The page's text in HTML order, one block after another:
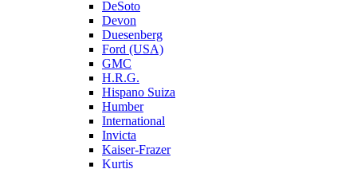
DeSoto
Devon
Duesenberg
Ford (USA)
GMC
H.R.G.
Hispano Suiza
Humber
International
Invicta
Kaiser-Frazer
Kurtis